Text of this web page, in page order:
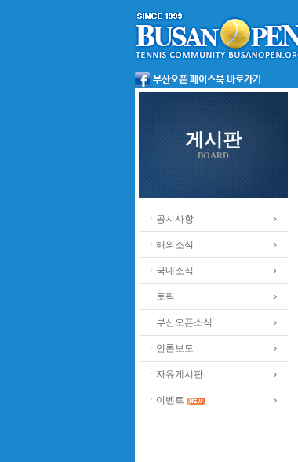
게시판
BOARD
ㆍ공지사항
ㆍ해외소식
ㆍ국내소식
ㆍ토픽
ㆍ부산오픈소식
ㆍ언론보도
ㆍ자유게시판
ㆍ이벤트